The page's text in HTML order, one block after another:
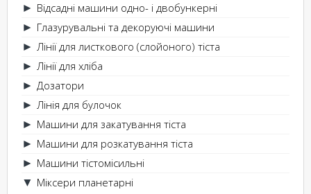
► Відсадні машини одно- і двобункерні
► Глазурувальні та декоруючі машини
► Лінії для листкового (слойоного) тіста
► Лінії для хліба
► Дозатори
► Лінія для булочок
► Машини для закатування тіста
► Машини для розкатування тіста
► Машини тістомісильні
▼ Міксери планетарні